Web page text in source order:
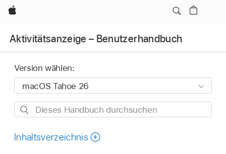
Apple
Aktivitätsanzeige – Benutzerhandbuch
Version wählen:
Dieses
durchsuchen
Inhaltsverzeichnis